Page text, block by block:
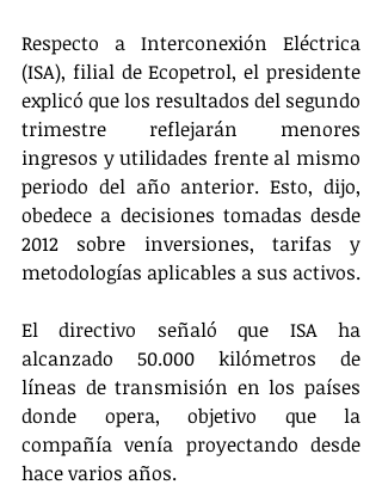
Respecto a Interconexión Eléctrica
(ISA), filial de Ecopetrol, el presidente
explicó que los resultados del segundo
trimestre reflejarán menores
ingresos y utilidades frente al mismo
periodo del año anterior. Esto, dijo,
obedece a decisiones tomadas desde
2012 sobre inversiones, tarifas y
metodologías aplicables a sus activos.
El directivo señaló que ISA ha
alcanzado 50.000 kilómetros de
líneas de transmisión en los países
donde opera, objetivo que la
compañía venía proyectando desde
hace varios años.